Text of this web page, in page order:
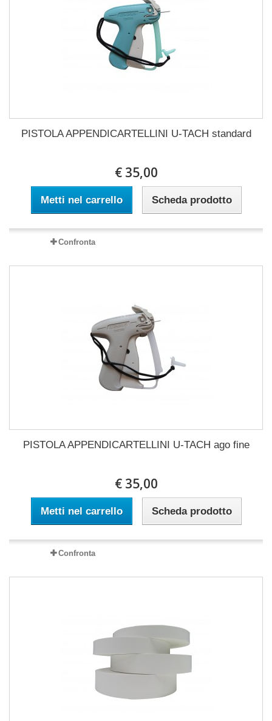
PISTOLA APPENDICARTELLINI U-TACH standard
€ 35,00
Metti nel carrello Scheda prodotto
Confronta
PISTOLA APPENDICARTELLINI U-TACH ago fine
€ 35,00
Metti nel carrello Scheda prodotto
Confronta